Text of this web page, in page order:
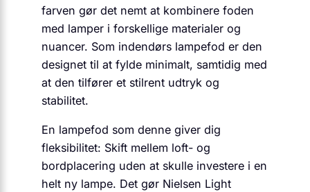
farven gør det nemt at kombinere foden
med lamper i forskellige materialer og
nuancer. Som indendørs lampefod er den
designet til at fylde minimalt, samtidig med
at den tilfører et stilrent udtryk og
stabilitet.
En lampefod som denne giver dig
fleksibilitet: Skift mellem loft- og
bordplacering uden at skulle investere i en
helt ny lampe. Det gør Nielsen Light